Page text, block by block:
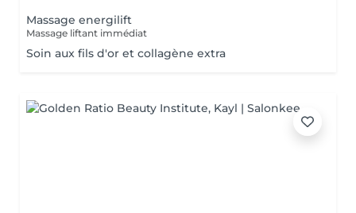
Massage energilift
Massage liftant immédiat
Soin aux fils d'or et collagène extra